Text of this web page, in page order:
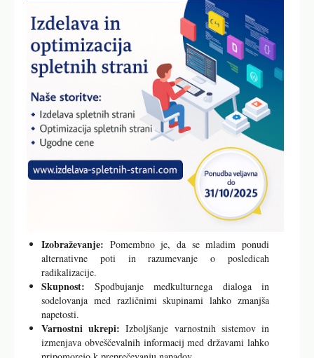
Izobraževanje: Pomembno je, da se mladim ponudi
alternativne poti in razumevanje o posledicah
radikalizacije.
Skupnost: Spodbujanje medkulturnega dialoga in
sodelovanja med različnimi skupinami lahko zmanjša
napetosti.
Varnostni ukrepi: Izboljšanje varnostnih sistemov in
izmenjava obveščevalnih informacij med državami lahko